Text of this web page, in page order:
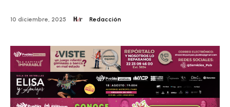
10 diciembre, 2025 Redacción